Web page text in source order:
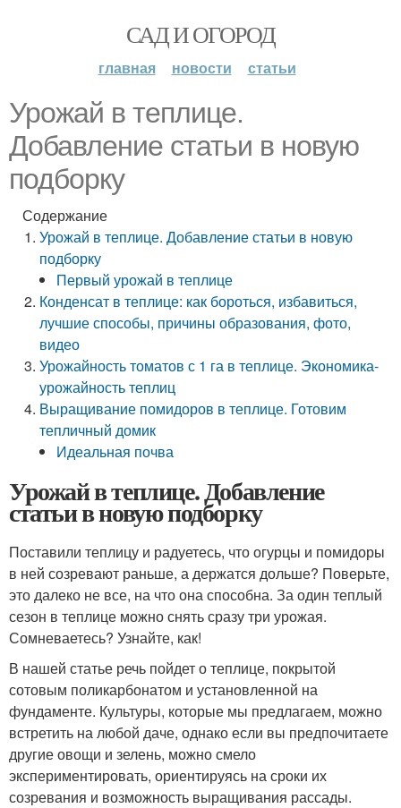
САД И ОГОРОД
главная новости статьи
Урожай в теплице.
Добавление статьи в новую
подборку
Содержание
Урожай в теплице. Добавление статьи в новую
подборку
Первый урожай в теплице
Конденсат в теплице: как бороться, избавиться,
лучшие способы, причины образования, фото,
видео
Урожайность томатов с 1 га в теплице. Экономика-
урожайность теплиц
Выращивание помидоров в теплице. Готовим
тепличный домик
Идеальная почва
Урожай в теплице. Добавление
статьи в новую подборку
Поставили теплицу и радуетесь, что огурцы и помидоры
в ней созревают раньше, а держатся дольше? Поверьте,
это далеко не все, на что она способна. За один теплый
сезон в теплице можно снять сразу три урожая.
Сомневаетесь? Узнайте, как!
В нашей статье речь пойдет о теплице, покрытой
сотовым поликарбонатом и установленной на
фундаменте. Культуры, которые мы предлагаем, можно
встретить на любой даче, однако если вы предпочитаете
другие овощи и зелень, можно смело
экспериментировать, ориентируясь на сроки их
созревания и возможность выращивания рассады.